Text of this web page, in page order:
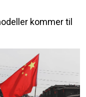
kommer til